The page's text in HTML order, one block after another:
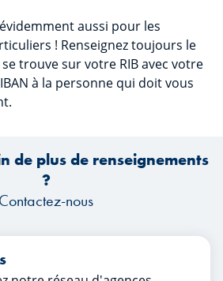
aussi pour les
! Renseignez toujours le
trouve sur votre RIB avec votre
à la personne qui doit vous
de plus de renseignements
?
Contactez-nous